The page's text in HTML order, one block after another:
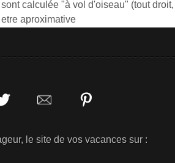
calculée "à vol d'oiseau" (tout droit,
aproximative
le site de vos vacances sur :